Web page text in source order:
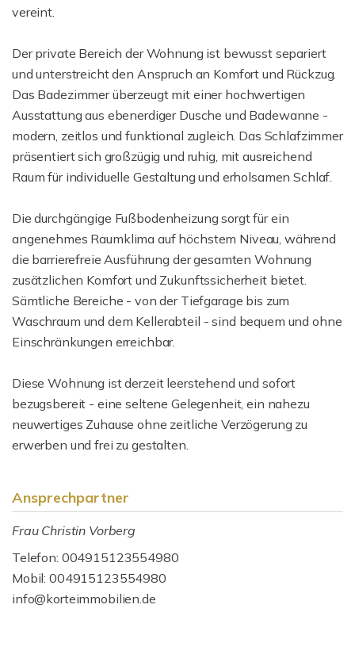
vereint.
Der private Bereich der Wohnung ist bewusst separiert
und unterstreicht den Anspruch an Komfort und Rückzug.
Das Badezimmer überzeugt mit einer hochwertigen
Ausstattung aus ebenerdiger Dusche und Badewanne -
modern, zeitlos und funktional zugleich. Das Schlafzimmer
präsentiert sich großzügig und ruhig, mit ausreichend
Raum für individuelle Gestaltung und erholsamen Schlaf.
Die durchgängige Fußbodenheizung sorgt für ein
angenehmes Raumklima auf höchstem Niveau, während
die barrierefreie Ausführung der gesamten Wohnung
zusätzlichen Komfort und Zukunftssicherheit bietet.
Sämtliche Bereiche - von der Tiefgarage bis zum
Waschraum und dem Kellerabteil - sind bequem und ohne
Einschränkungen erreichbar.
Diese Wohnung ist derzeit leerstehend und sofort
bezugsbereit - eine seltene Gelegenheit, ein nahezu
neuwertiges Zuhause ohne zeitliche Verzögerung zu
erwerben und frei zu gestalten.
Ansprechpartner
Frau Christin Vorberg
Telefon: 004915123554980
Mobil: 004915123554980
info@korteimmobilien.de